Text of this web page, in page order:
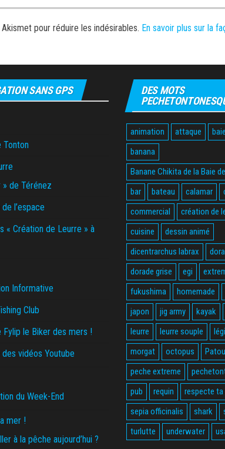
pour réduire les indésirables. En savoir plus sur la
SANS GPS
Tonton
» de Térénez
l’espace
« Création de Leurre » à
Informative
Club
Fylip le Biker des mers !
des vidéos Youtube
du Week-End
mer !
à la pêche aujourd’hui ?
DES MOTS
animation attaque
banana
Banane Chikita de la Baie
bar
bateau calamar
commercial
création de
cuisine
dessin animé
dicentrarchus labrax
dorade grise
egi
fukushima
homemade
japon
jig army kayak
leurre
leurre souple
morgat
octopus
peche extreme
pub
requin respecte ta
sepia officinalis
shark
turlutte
underwater